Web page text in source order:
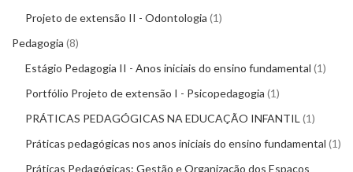
Projeto de extensão II - Odontologia 1
Pedagogia 8
Estágio Pedagogia II - Anos iniciais do ensino fundamental 1
Portfólio Projeto de extensão I - Psicopedagogia 1
PRÁTICAS PEDAGÓGICAS NA EDUCAÇÃO INFANTIL
1
Práticas pedagógicas nos anos iniciais do ensino fundamental 1
Práticas Pedagógicas: Gestão e Organização dos Espaços